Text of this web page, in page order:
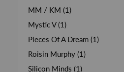
MM / KM (1)
Mystic V (1)
Pieces Of A Dream (1)
Roisin Murphy (1)
Silicon Minds (1)